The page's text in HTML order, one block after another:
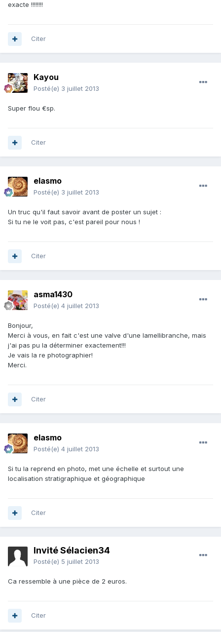
exacte !!!!!!!!
Citer
Kayou
Posté(e) 3 juillet 2013
Super flou €sp.
Citer
elasmo
Posté(e) 3 juillet 2013
Un truc qu'il faut savoir avant de poster un sujet :
Si tu ne le voit pas, c'est pareil pour nous !
Citer
asma1430
Posté(e) 4 juillet 2013
Bonjour,
Merci à vous, en fait c'est une valve d'une lamellibranche, mais
j'ai pas pu la déterminer exactement!!!
Je vais la re photographier!
Merci.
Citer
elasmo
Posté(e) 4 juillet 2013
Si tu la reprend en photo, met une échelle et surtout une
localisation stratigraphique et géographique
Citer
Invité Sélacien34
Posté(e) 5 juillet 2013
Ca ressemble à une pièce de 2 euros.
Citer